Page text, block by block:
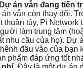
Dự án vẫn đang tiến
vẫn còn thay đổi.
túy, Pi Network
làm trung tâm
nhu cầu của họ). Dự
đầu vào của bạn
phẩm đáp ứng tốt